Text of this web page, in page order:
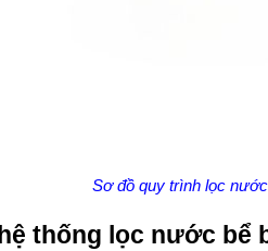
Sơ đồ quy trình lọc
thống lọc nước bể